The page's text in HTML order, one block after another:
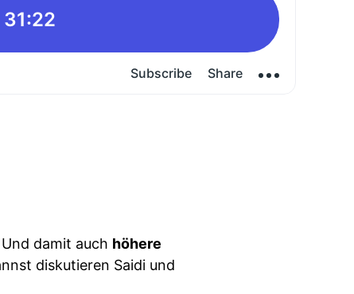
damit auch höhere
diskutieren Saidi und